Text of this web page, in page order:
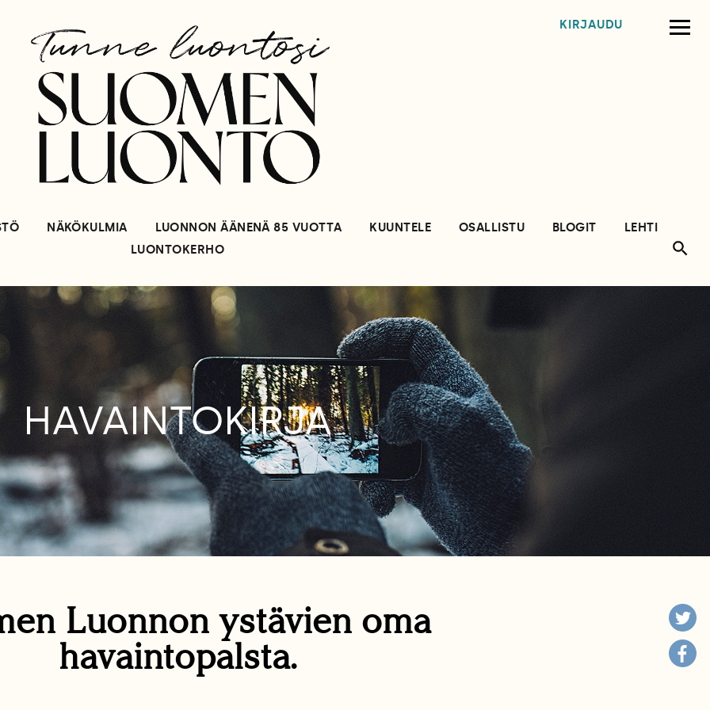
KIRJAUDU
NÄKÖKULMIA LUONNON ÄÄNENÄ 85 VUOTTA KUUNTELE OSALLISTU BLOGIT
LEHTI
LUONTOKERHO
HAVAINTOKIRJA
Luonnon ystävien oma
havaintopalsta.